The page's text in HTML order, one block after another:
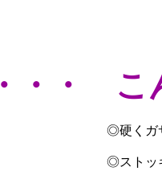
・・・ こ
◎硬くガ
◎ストッ